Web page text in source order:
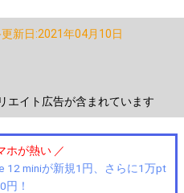
新日:2021年04月10日
エイト広告が含まれています
ホが熱い ／
12 miniが新規1円、さらに1万pt
円！